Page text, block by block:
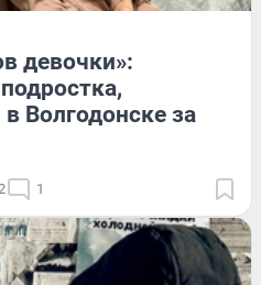
девочки»:
Волгодонске за
1